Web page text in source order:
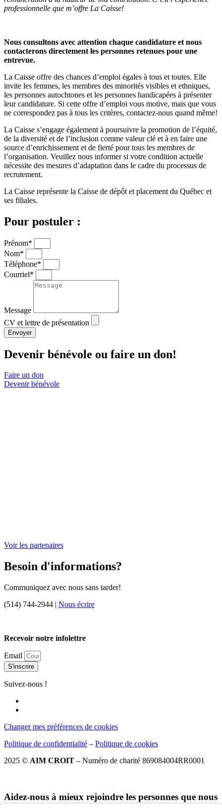
professionnelle que m’offre La Caisse!
Nous consultons avec attention chaque candidature et nous
contacterons directement les personnes retenues pour une
entrevue.
La Caisse offre des chances d’emploi égales à tous et toutes. Elle
invite les femmes, les membres des minorités visibles et ethniques,
les personnes autochtones et les personnes handicapées à présenter
leur candidature. Si cette offre d’emploi vous motive, mais que vous
ne correspondez pas à tous les critères, contactez-nous quand même!
La Caisse s’engage également à poursuivre la promotion de l’équité,
de la diversité et de l’inclusion comme valeur clé et à en faire une
source d’enrichissement et de fierté pour tous les membres de
l’organisation. Veuillez nous informer si votre condition actuelle
nécessite des mesures d’adaptation dans le cadre du processus de
recrutement.
La Caisse représente la Caisse de dépôt et placement du Québec et
ses filiales.
Pour postuler :
Prénom*
Nom*
Téléphone*
Courriel*
Message
CV et lettre de présentation
Envoyer
Devenir bénévole ou faire un don!
Faire un don
Devenir bénévole
Voir les partenaires
Besoin d'informations?
Communiquez avec nous sans tarder!
(514) 744-2944 | Nous écrire
Recevoir notre infolettre
Email
S'inscrire
Suivez-nous !
Changer mes préférences de cookies
Politique de confidentialité – Politique de cookies
2025 © AIM CROIT – Numéro de charité 869084004RR0001
Aidez-nous à mieux rejoindre les personnes que nous